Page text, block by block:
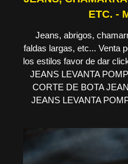
ETC. -
Jeans, abrigos,
faldas largas, etc... Venta
los estilos favor de dar
JEANS LEVANTA
CORTE DE BOTA
JEANS LEVANTA